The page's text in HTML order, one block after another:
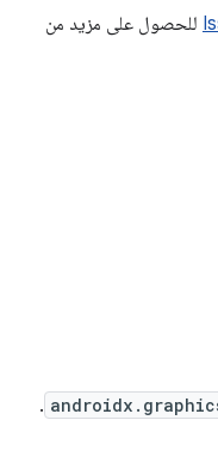
للحصول على مزيد من
.